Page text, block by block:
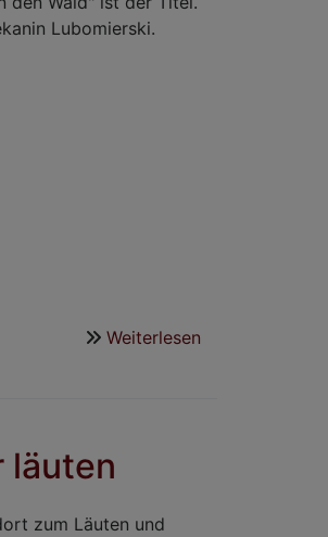
Lubomierski.
Weiterlesen
läuten
zum Läuten und